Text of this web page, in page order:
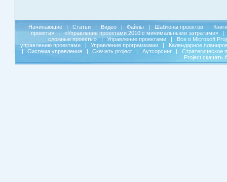
Начинающие Статьи Видео Файлы Шаблоны проектов
Книги
проекта»
«Управление проектами 2010 с минимальными затратами»
сложные проекты»
| Управление проектами
Все о Microsoft
управлению проектами
Управление программами
Календарное
Система управления Скачать project Аутсорсинг
Стратегическое
Project скачать